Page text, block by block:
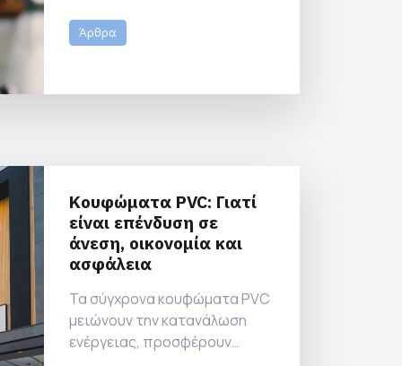
τεχνικούς συμβιβασμούς.
Άρθρα
Κουφώματα PVC: Γιατί
είναι επένδυση σε
άνεση, οικονομία και
ασφάλεια
Τα σύγχρονα κουφώματα PVC
μειώνουν την κατανάλωση
ενέργειας, προσφέρουν